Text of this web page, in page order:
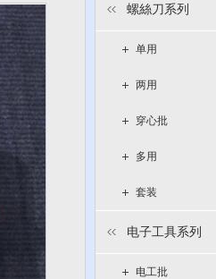
螺絲刀系列
单用
两用
穿心批
多用
套装
电子工具系列
电工批